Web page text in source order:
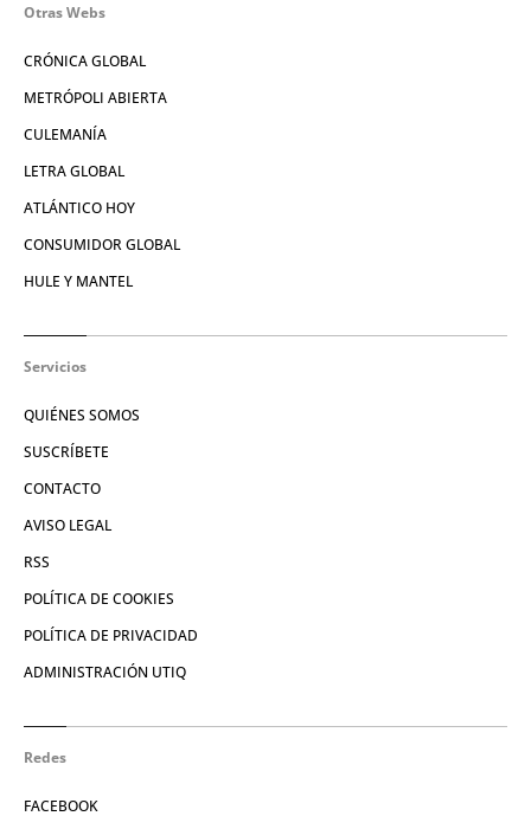
Otras Webs
CRÓNICA GLOBAL
METRÓPOLI ABIERTA
CULEMANÍA
LETRA GLOBAL
ATLÁNTICO HOY
CONSUMIDOR GLOBAL
HULE Y MANTEL
Servicios
QUIÉNES SOMOS
SUSCRÍBETE
CONTACTO
AVISO LEGAL
RSS
POLÍTICA DE COOKIES
POLÍTICA DE PRIVACIDAD
ADMINISTRACIÓN UTIQ
Redes
FACEBOOK